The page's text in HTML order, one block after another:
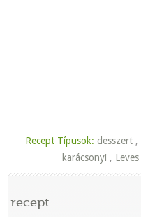
Recept Típusok: desszert ,
karácsonyi , Leves
recept